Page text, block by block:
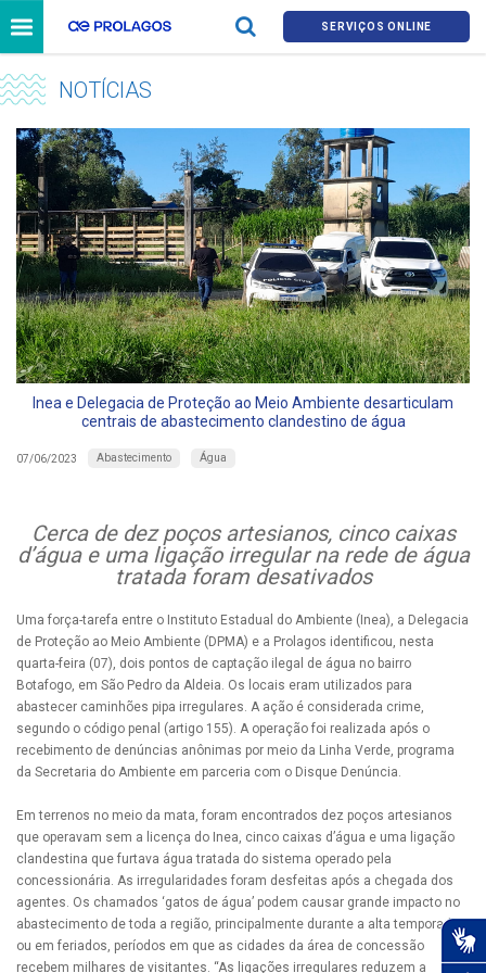
SERVIÇOS ONLINE
NOTÍCIAS
Inea e Delegacia de Proteção ao Meio Ambiente desarticulam
centrais de abastecimento clandestino de água
07/06/2023 Abastecimento Água
Cerca de dez poços artesianos, cinco caixas
d’água e uma ligação irregular na rede de água
tratada foram desativados
Uma força-tarefa entre o Instituto Estadual do Ambiente (Inea), a Delegacia
de Proteção ao Meio Ambiente (DPMA) e a Prolagos identificou, nesta
quarta-feira (07), dois pontos de captação ilegal de água no bairro
Botafogo, em São Pedro da Aldeia. Os locais eram utilizados para
abastecer caminhões pipa irregulares. A ação é considerada crime,
segundo o código penal (artigo 155). A operação foi realizada após o
recebimento de denúncias anônimas por meio da Linha Verde, programa
da Secretaria do Ambiente em parceria com o Disque Denúncia.
Em terrenos no meio da mata, foram encontrados dez poços artesianos
que operavam sem a licença do Inea, cinco caixas d’água e uma ligação
clandestina que furtava água tratada do sistema operado pela
concessionária. As irregularidades foram desfeitas após a chegada dos
agentes. Os chamados ‘gatos de água’ podem causar grande impacto no
abastecimento de toda a região, principalmente durante a alta temporada
ou em feriados, períodos em que as cidades da área de concessão
recebem milhares de visitantes. “As ligações irregulares reduzem a